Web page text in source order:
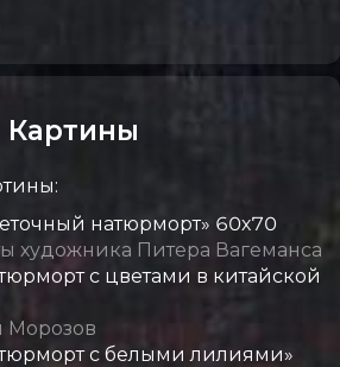
Картины
натюрморт» 60х70
художника Питера Вагеманса
с цветами в китайской
Морозов
с белыми лилиями»